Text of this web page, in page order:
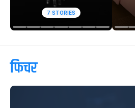
7 STORIES
फिचर